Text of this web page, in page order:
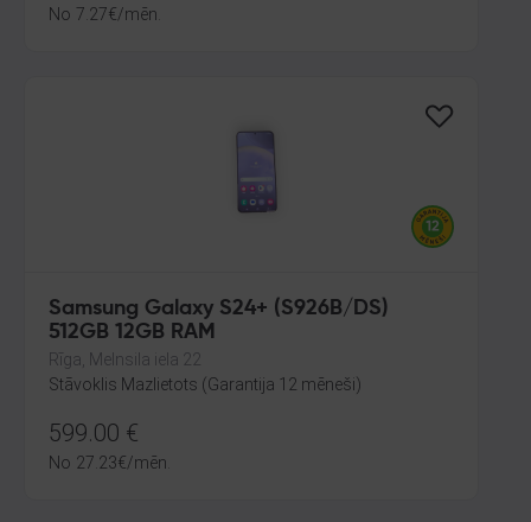
No 7.27€/mēn.
Samsung Galaxy S24+ (S926B/DS)
512GB 12GB RAM
Rīga, Melnsila iela 22
Stāvoklis Mazlietots (Garantija 12 mēneši)
599.00 €
No 27.23€/mēn.